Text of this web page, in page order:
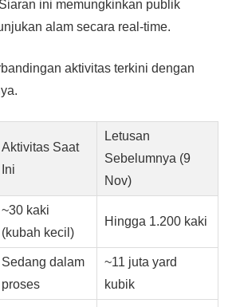
ini memungkinkan publik
alam secara real-time.
aktivitas terkini dengan
Aktivitas Saat
Ini
Letusan
Sebelumnya (9
Nov)
~30 kaki
(kubah kecil)
Hingga 1.200 kaki
Sedang dalam
proses
~11 juta yard
kubik